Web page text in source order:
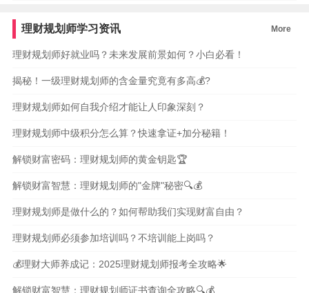
理财规划师学习资讯 More
理财规划师好就业吗？未来发展前景如何？小白必看！
揭秘！一级理财规划师的含金量究竟有多高💰?
理财规划师如何自我介绍才能让人印象深刻？
理财规划师中级积分怎么算？快速拿证+加分秘籍！
解锁财富密码：理财规划师的黄金钥匙🏆
解锁财富智慧：理财规划师的"金牌"秘密🔍💰
理财规划师是做什么的？如何帮助我们实现财富自由？
理财规划师必须参加培训吗？不培训能上岗吗？
💰理财大师养成记：2025理财规划师报考全攻略🌟
解锁财富智慧：理财规划师证书查询全攻略🔍💰